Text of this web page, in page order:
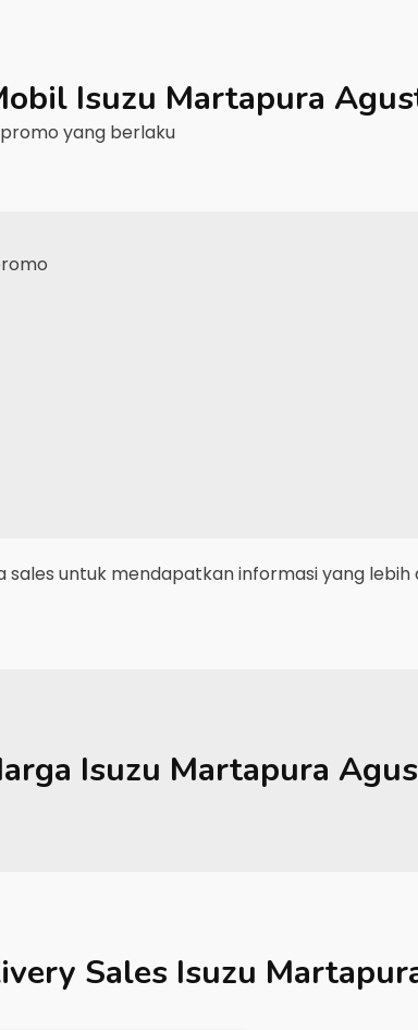
Isuzu Martapura
yang berlaku
sales untuk mendapatkan informasi yang lebih
Isuzu Martapura
Sales Isuzu